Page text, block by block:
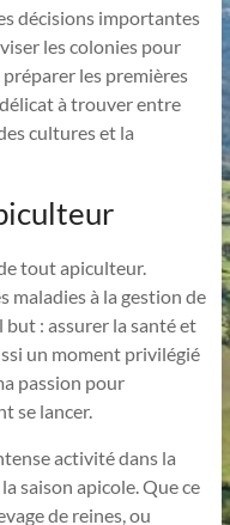
décisions importantes
les colonies pour
les premières
à trouver entre
cultures et la
tout apiculteur.
maladies à la gestion de
but : assurer la santé et
un moment privilégié
passion pour
se lancer.
activité dans la
saison apicole. Que ce
de reines, ou